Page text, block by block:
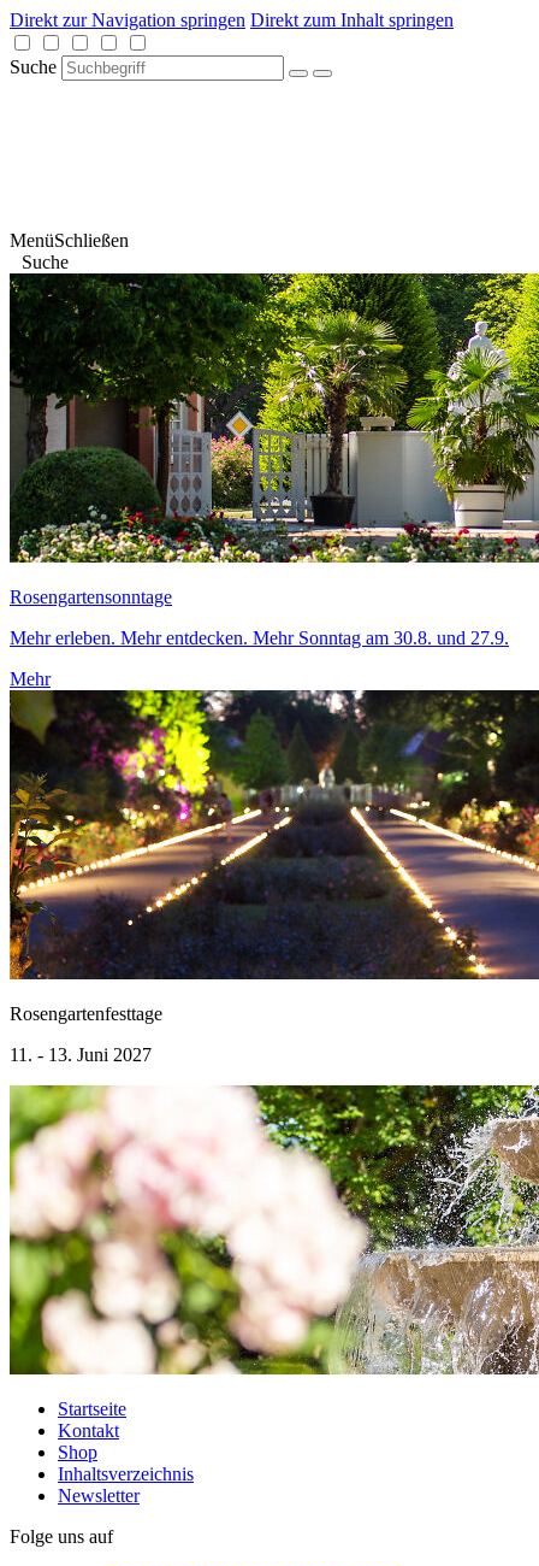
Direkt zur Navigation springen Direkt zum Inhalt springen
Suche
MenüSchließen
Suche
Rosengartensonntage
Mehr erleben. Mehr entdecken. Mehr Sonntag am 30.8. und 27.9.
Mehr
Rosengartenfesttage
11. - 13. Juni 2027
Startseite
Kontakt
Shop
Inhaltsverzeichnis
Newsletter
Folge uns auf